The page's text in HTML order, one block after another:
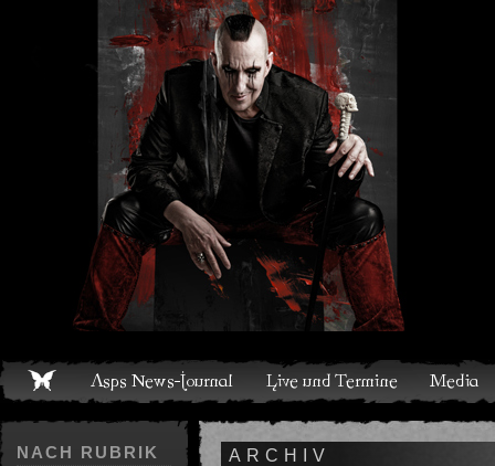
Live und Termine Media Shop Band Discografie
NACH RUBRIK
ARCHIV